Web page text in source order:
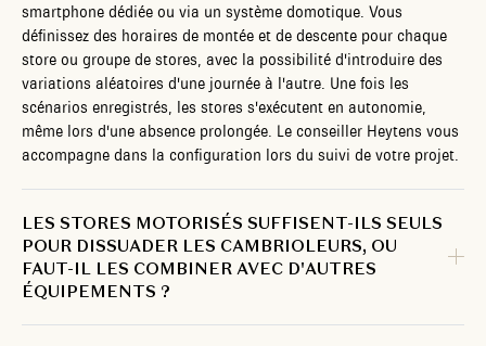
smartphone dédiée ou via un système domotique. Vous
définissez des horaires de montée et de descente pour chaque
store ou groupe de stores, avec la possibilité d'introduire des
variations aléatoires d'une journée à l'autre. Une fois les
scénarios enregistrés, les stores s'exécutent en autonomie,
même lors d'une absence prolongée. Le conseiller Heytens vous
accompagne dans la configuration lors du suivi de votre projet.
LES STORES MOTORISÉS SUFFISENT-ILS SEULS
POUR DISSUADER LES CAMBRIOLEURS, OU
FAUT-IL LES COMBINER AVEC D'AUTRES
ÉQUIPEMENTS ?